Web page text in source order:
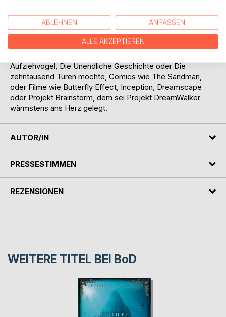
Science-Fiction in der nahen Zukunft. Wissenschaftliche
Experimente, die ungeahnte Kräfte wecken. Türen, die sich
in andere Welten öffnen.
Aufziehvogel, Die Unendliche Geschichte oder Die
zehntausend Türen mochte, Comics wie The Sandman,
oder Filme wie Butterfly Effect, Inception, Dreamscape
oder Projekt Brainstorm, dem sei Projekt DreamWalker
wärmstens ans Herz gelegt.
AUTOR/IN
PRESSESTIMMEN
REZENSIONEN
WEITERE TITEL BEI BoD
ABLEHNEN ANPASSEN
ALLE AKZEPTIEREN